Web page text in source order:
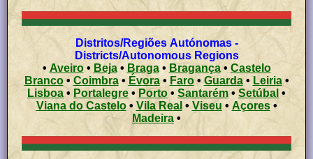
Distritos/Regiões Autónomas -
Districts/Autonomous Regions
•Aveiro• Beja• Braga• Bragança• Castelo
Branco• Coimbra• Évora• Faro• Guarda• Leiria•
Lisboa • Portalegre • Porto • Santarém • Setúbal •
Viana do Castelo• Vila Real • Viseu • Açores •
Madeira •